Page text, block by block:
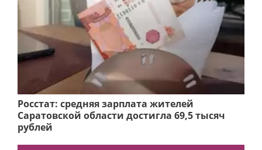
Росстат: средняя зарплата жителей
Саратовской области достигла 69,5 тысяч
рублей